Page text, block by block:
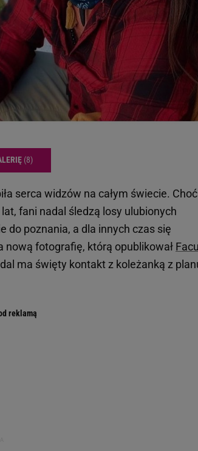
(8)
serca widzów na całym świecie.
fani nadal śledzą losy ulubionych
do poznania, a dla innych czas się
nową fotografię, którą opublikował
ma święty kontakt z koleżanką z